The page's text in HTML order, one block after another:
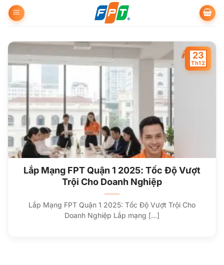
qua
dung
Lắp Mạng FPT Quận 1 2025: Tốc Độ Vượt
Trội Cho Doanh Nghiệp
Lắp Mạng FPT Quận 1 2025: Tốc Độ Vượt Trội Cho
Doanh Nghiệp Lắp mạng [...]
23
Th12